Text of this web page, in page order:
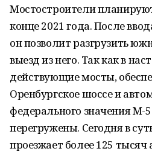
Мостостроители
конце 2021 года. После
он позволит разгрузить
выезд из него. Так как в
действующие мосты,
Оренбургское шоссе и
федерального значения М-
перегружены. Сегодня в
проезжает более 125